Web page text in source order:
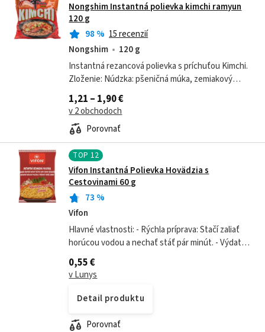
Nongshim Instantná polievka kimchi ramyun
120 g
98 % 15 recenzií
Nongshim
120 g
Instantná rezancová polievka s príchuťou Kimchi.
Zloženie: Núdzka: pšeničná múka, zemiakový
škrob, palmový olej, soľ, regulátor kyslosti (E501,
E500), fosforečnan sodný...
1,21 – 1,90 €
v 2 obchodoch
Porovnať
TOP 12
Vifon Instantná Polievka Hovädzia s
Cestovinami 60 g
73 %
Vifon
Hlavné vlastnosti: - Rýchla príprava: Stačí zaliať
horúcou vodou a nechať stáť pár minút. - Výdatná
chuť hovädzieho: Bohatý hovädzí vývar s
intenzívnou chuťou mäsa a...
0,55 €
v Lunys
Detail produktu
Porovnať